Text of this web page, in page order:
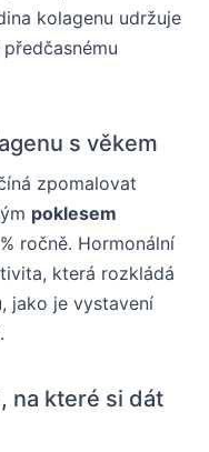
kolagenu udržuje
s věkem
zpomalovat
poklesem
ročně. Hormonální
která rozkládá
jako je vystavení
na které si dát